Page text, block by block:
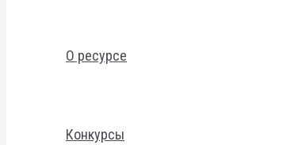
О ресурсе
Конкурсы